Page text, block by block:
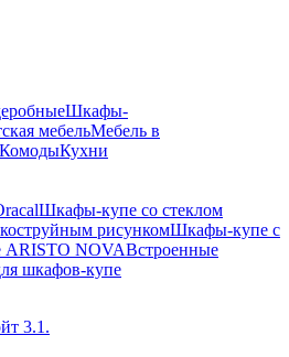
Шкафы-
мебельМебель в
КомодыКухни
Шкафы-купе со стеклом
рисункомШкафы-купе с
NOVAВстроенные
шкафов-купе